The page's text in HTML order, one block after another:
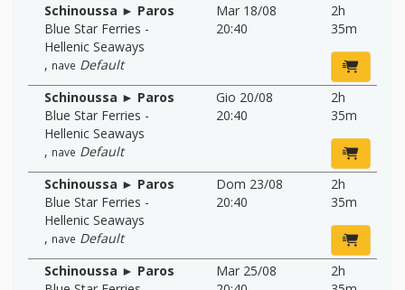
Schinoussa ► Paros
Blue Star Ferries -
Hellenic Seaways
, nave Default
Mar 18/08
20:40
2h
35m
Schinoussa ► Paros
Blue Star Ferries -
Hellenic Seaways
, nave Default
Gio 20/08
20:40
2h
35m
Schinoussa ► Paros
Blue Star Ferries -
Hellenic Seaways
, nave Default
Dom 23/08
20:40
2h
35m
Schinoussa ► Paros
Mar 25/08
2h